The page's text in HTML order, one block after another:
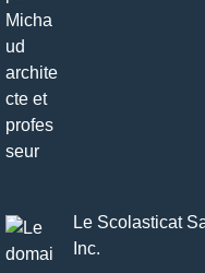
Le Scolasticat
Inc.